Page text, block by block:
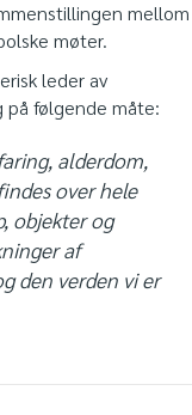
mellom
møter.
leder av
på følgende måte:
alderdom,
over hele
objekter og
af
den verden vi er